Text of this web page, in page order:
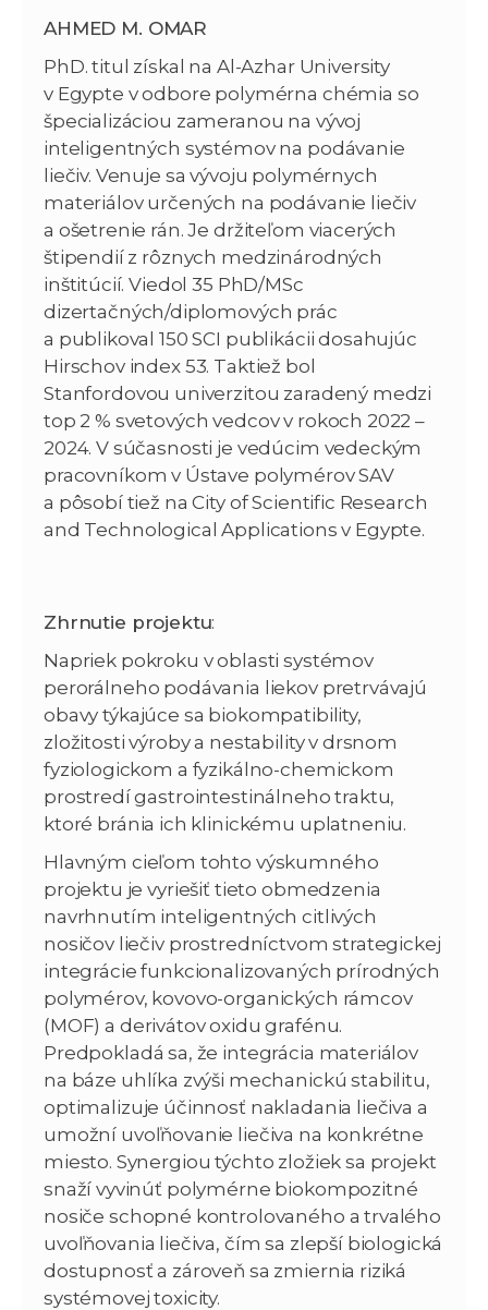
AHMED M. OMAR
PhD. titul získal na Al-Azhar University
v Egypte v odbore polymérna chémia so
špecializáciou zameranou na vývoj
inteligentných systémov na podávanie
liečiv. Venuje sa vývoju polymérnych
materiálov určených na podávanie liečiv
a ošetrenie rán. Je držiteľom viacerých
štipendií z rôznych medzinárodných
inštitúcií. Viedol 35 PhD/MSc
dizertačných/diplomových prác
a publikoval 150 SCI publikácii dosahujúc
Hirschov index 53. Taktiež bol
Stanfordovou univerzitou zaradený medzi
top 2 % svetových vedcov v rokoch 2022 –
2024. V súčasnosti je vedúcim vedeckým
pracovníkom v Ústave polymérov SAV
a pôsobí tiež na City of Scientific Research
and Technological Applications v Egypte.
Zhrnutie projektu:
Napriek pokroku v oblasti systémov
perorálneho podávania liekov pretrvávajú
obavy týkajúce sa biokompatibility,
zložitosti výroby a nestability v drsnom
fyziologickom a fyzikálno-chemickom
prostredí gastrointestinálneho traktu,
ktoré bránia ich klinickému uplatneniu.
Hlavným cieľom tohto výskumného
projektu je vyriešiť tieto obmedzenia
navrhnutím inteligentných citlivých
nosičov liečiv prostredníctvom strategickej
integrácie funkcionalizovaných prírodných
polymérov, kovovo-organických rámcov
(MOF) a derivátov oxidu grafénu.
Predpokladá sa, že integrácia materiálov
na báze uhlíka zvýši mechanickú stabilitu,
optimalizuje účinnosť nakladania liečiva a
umožní uvoľňovanie liečiva na konkrétne
miesto. Synergiou týchto zložiek sa projekt
snaží vyvinúť polymérne biokompozitné
nosiče schopné kontrolovaného a trvalého
uvoľňovania liečiva, čím sa zlepší biologická
dostupnosť a zároveň sa zmiernia riziká
systémovej toxicity.